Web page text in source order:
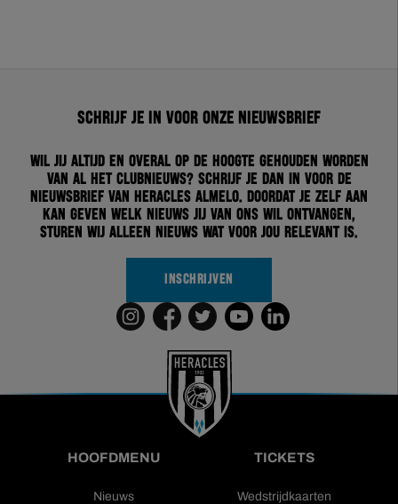
Schrijf je in voor onze nieuwsbrief
Wil jij altijd en overal op de hoogte gehouden worden
van al het clubnieuws? Schrijf je dan in voor de
nieuwsbrief van Heracles Almelo. Doordat je zelf aan
kan geven welk nieuws jij van ons wil ontvangen,
sturen wij alleen nieuws wat voor jou relevant is.
INSCHRIJVEN
HOOFDMENU
Nieuws
TICKETS
Wedstrijdkaarten